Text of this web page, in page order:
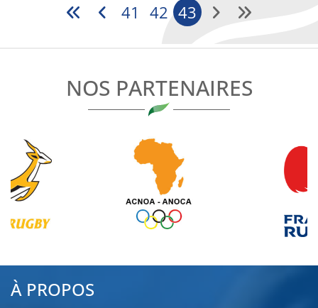
41 42 43
NOS PARTENAIRES
À PROPOS